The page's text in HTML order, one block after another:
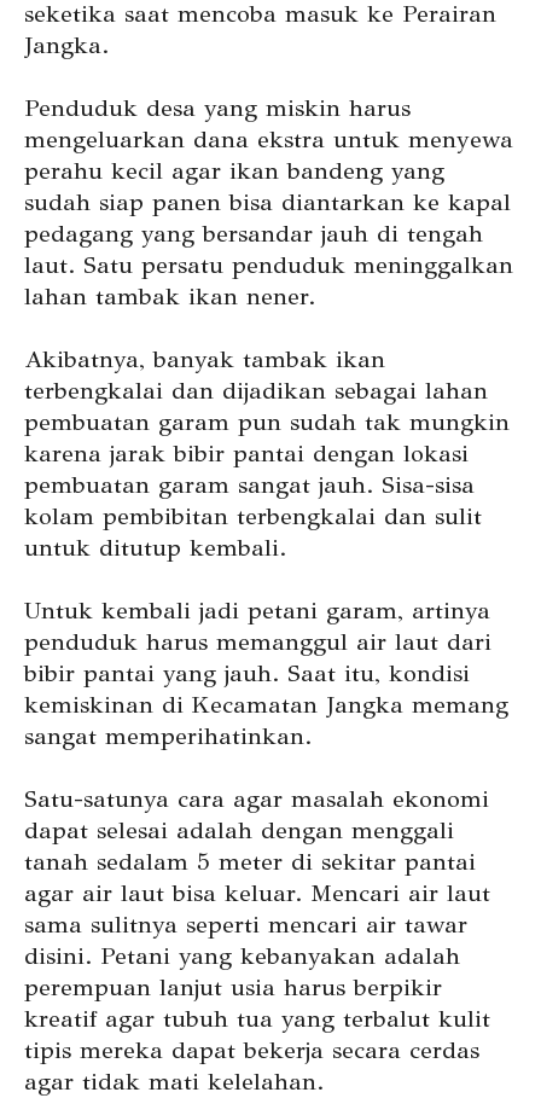
seketika saat mencoba masuk ke Perairan
Jangka.
Penduduk desa yang miskin harus
mengeluarkan dana ekstra untuk menyewa
perahu kecil agar ikan bandeng yang
sudah siap panen bisa diantarkan ke kapal
pedagang yang bersandar jauh di tengah
laut. Satu persatu penduduk meninggalkan
lahan tambak ikan nener.
Akibatnya, banyak tambak ikan
terbengkalai dan dijadikan sebagai lahan
pembuatan garam pun sudah tak mungkin
karena jarak bibir pantai dengan lokasi
pembuatan garam sangat jauh. Sisa-sisa
kolam pembibitan terbengkalai dan sulit
untuk ditutup kembali.
Untuk kembali jadi petani garam, artinya
penduduk harus memanggul air laut dari
bibir pantai yang jauh. Saat itu, kondisi
kemiskinan di Kecamatan Jangka memang
sangat memperihatinkan.
Satu-satunya cara agar masalah ekonomi
dapat selesai adalah dengan menggali
tanah sedalam 5 meter di sekitar pantai
agar air laut bisa keluar. Mencari air laut
sama sulitnya seperti mencari air tawar
disini. Petani yang kebanyakan adalah
perempuan lanjut usia harus berpikir
kreatif agar tubuh tua yang terbalut kulit
tipis mereka dapat bekerja secara cerdas
agar tidak mati kelelahan.